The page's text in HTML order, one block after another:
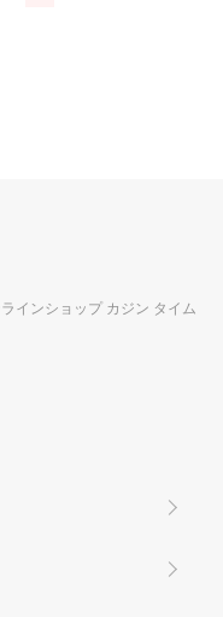
インショップ カジン タイム